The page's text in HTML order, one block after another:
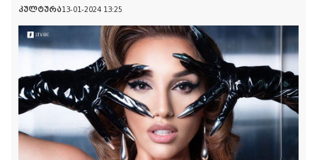
კულტურა13-01-2024 13:25